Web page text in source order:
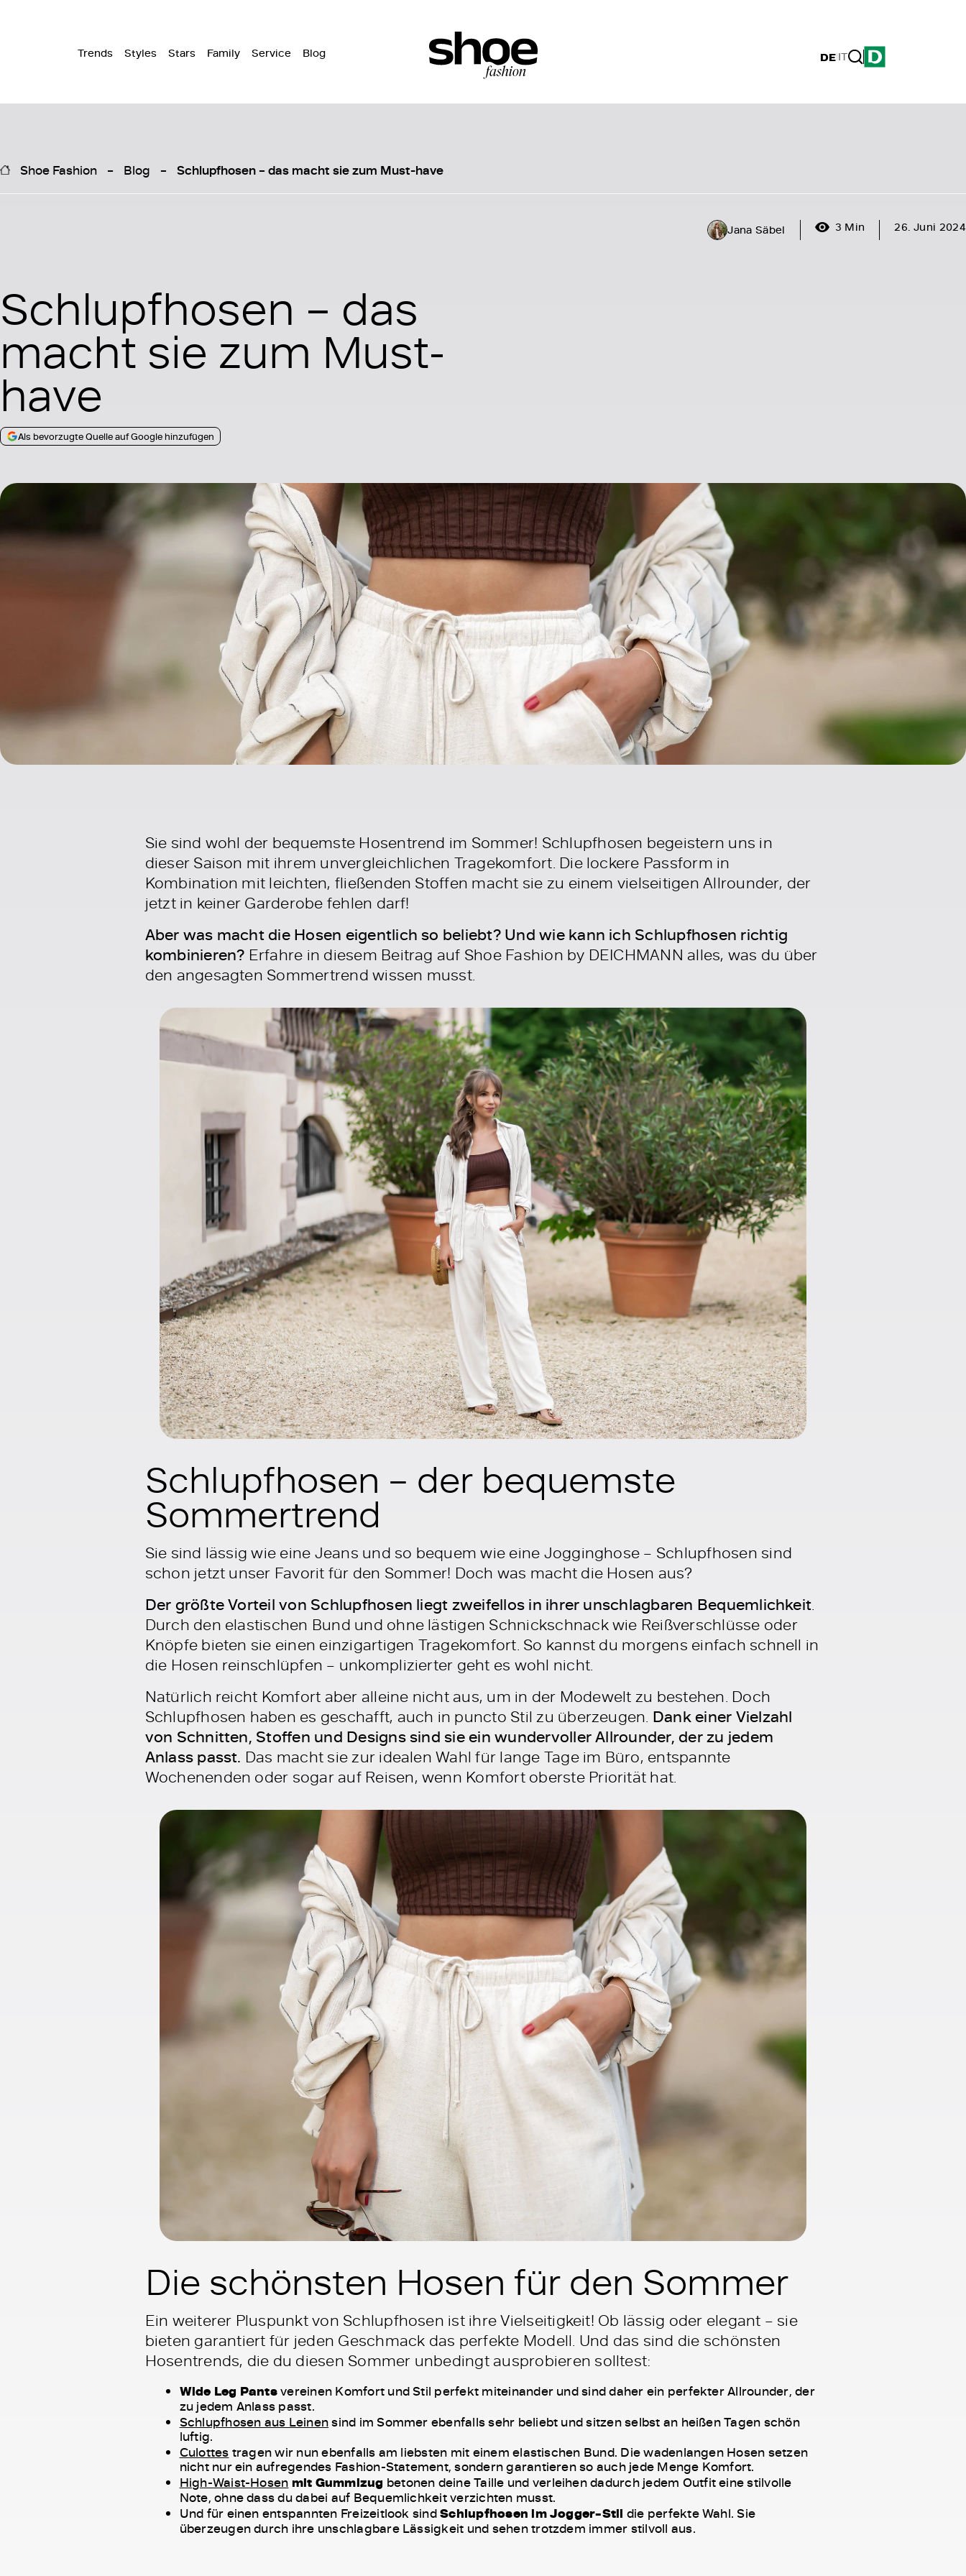
Trends Styles Stars Family Service Blog DE|IT
Shoe Fashion Blog Schlupfhosen – das macht sie zum Must-have
Jana Säbel 3 Min 26. Juni 2024
Schlupfhosen – das
macht sie zum Must-
have
Als bevorzugte Quelle auf Google hinzufügen
Sie sind wohl der bequemste Hosentrend im Sommer! Schlupfhosen begeistern uns in
dieser Saison mit ihrem unvergleichlichen Tragekomfort. Die lockere Passform in
Kombination mit leichten, fließenden Stoffen macht sie zu einem vielseitigen Allrounder, der
jetzt in keiner Garderobe fehlen darf!
Aber was macht die Hosen eigentlich so beliebt? Und wie kann ich Schlupfhosen richtig
kombinieren? Erfahre in diesem Beitrag auf Shoe Fashion by DEICHMANN alles, was du über
den angesagten Sommertrend wissen musst.
Schlupfhosen – der bequemste
Sommertrend
Sie sind lässig wie eine Jeans und so bequem wie eine Jogginghose – Schlupfhosen sind
schon jetzt unser Favorit für den Sommer! Doch was macht die Hosen aus?
Der größte Vorteil von Schlupfhosen liegt zweifellos in ihrer unschlagbaren Bequemlichkeit
Durch den elastischen Bund und ohne lästigen Schnickschnack wie Reißverschlüsse oder
Knöpfe bieten sie einen einzigartigen Tragekomfort. So kannst du morgens einfach schnell in
die Hosen reinschlüpfen – unkomplizierter geht es wohl nicht.
Natürlich reicht Komfort aber alleine nicht aus, um in der Modewelt zu bestehen. Doch
Schlupfhosen haben es geschafft, auch in puncto Stil zu überzeugen. Dank einer Vielzahl
von Schnitten, Stoffen und Designs sind sie ein wundervoller Allrounder, der zu jedem
Anlass passt. Das macht sie zur idealen Wahl für lange Tage im Büro, entspannte
Wochenenden oder sogar auf Reisen, wenn Komfort oberste Priorität hat.
Die schönsten Hosen für den Sommer
Ein weiterer Pluspunkt von Schlupfhosen ist ihre Vielseitigkeit! Ob lässig oder elegant – sie
bieten garantiert für jeden Geschmack das perfekte Modell. Und das sind die schönsten
Hosentrends, die du diesen Sommer unbedingt ausprobieren solltest:
Wide Leg Pantsvereinen Komfort und Stil perfekt miteinander und sind daher ein perfekter Allrounder, der
zu jedem Anlass passt.
Schlupfhosen aus Leinensind im Sommer ebenfalls sehr beliebt und sitzen selbst an heißen Tagen schön
luftig.
Culottes tragen wir nun ebenfalls am liebsten mit einem elastischen Bund. Die wadenlangen Hosen setzen
nicht nur ein aufregendes Fashion-Statement, sondern garantieren so auch jede Menge Komfort.
High-Waist-Hosen mit Gummizug betonen deine Taille und verleihen dadurch jedem Outfit eine stilvolle
Note, ohne dass du dabei auf Bequemlichkeit verzichten musst.
Und für einen entspannten Freizeitlook sindSchlupfhosen im Jogger-Stil die perfekte Wahl. Sie
überzeugen durch ihre unschlagbare Lässigkeit und sehen trotzdem immer stilvoll aus.